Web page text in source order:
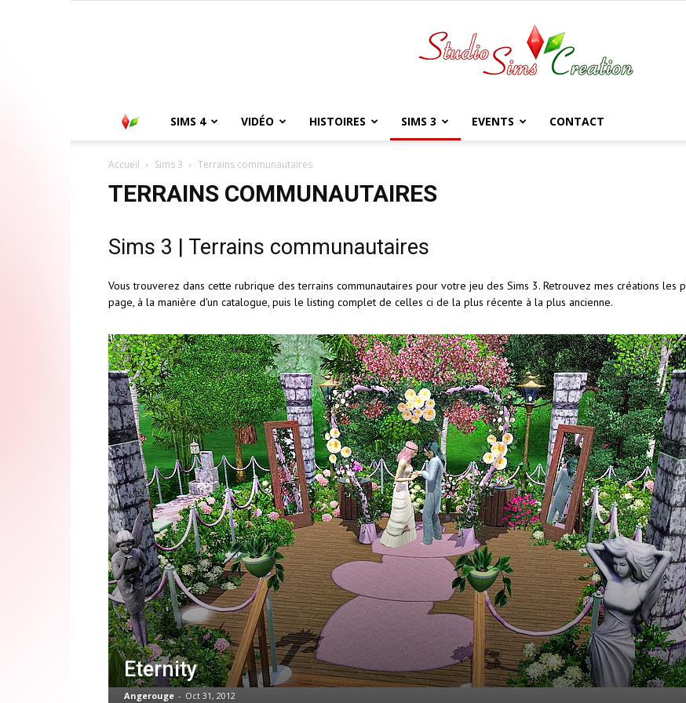
SIMS 4 VIDÉO HISTOIRES SIMS 3 EVENTS CONTACT
Accueil Sims 3 Terrains communautaires
TERRAINS COMMUNAUTAIRES
Sims 3 | Terrains communautaires
Vous trouverez dans cette rubrique des terrains communautaires pour votre jeu des Sims 3. Retrouvez mes créations les
page, à la manière d'un catalogue, puis le listing complet de celles ci de la plus récente à la plus ancienne.
Eternity
Angerouge - Oct 31, 2012